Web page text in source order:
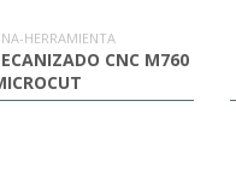
HERRAMIENTA
CNC M760